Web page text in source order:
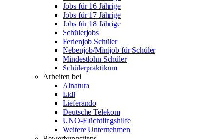
Jobs für 16 Jährige
Jobs für 17 Jährige
Jobs für 18 Jährige
Schülerjobs
Ferienjob Schüler
Nebenjob/Minijob für Schüler
Mindestlohn Schüler
Schülerpraktikum
Arbeiten bei
Alnatura
Lidl
Lieferando
Deutsche Telekom
UNO-Flüchtlingshilfe
Weitere Unternehmen